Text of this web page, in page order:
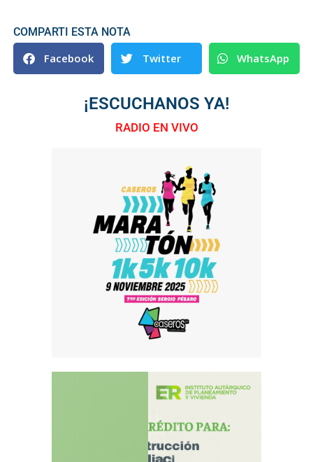
COMPARTI ESTA NOTA
Facebook Twitter WhatsApp
¡ESCUCHANOS YA!
RADIO EN VIVO